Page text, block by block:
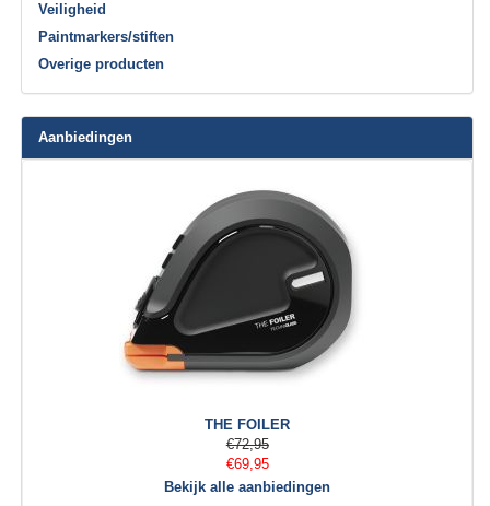
Veiligheid
Paintmarkers/stiften
Overige producten
Aanbiedingen
THE FOILER
€72,95
€69,95
Bekijk alle aanbiedingen